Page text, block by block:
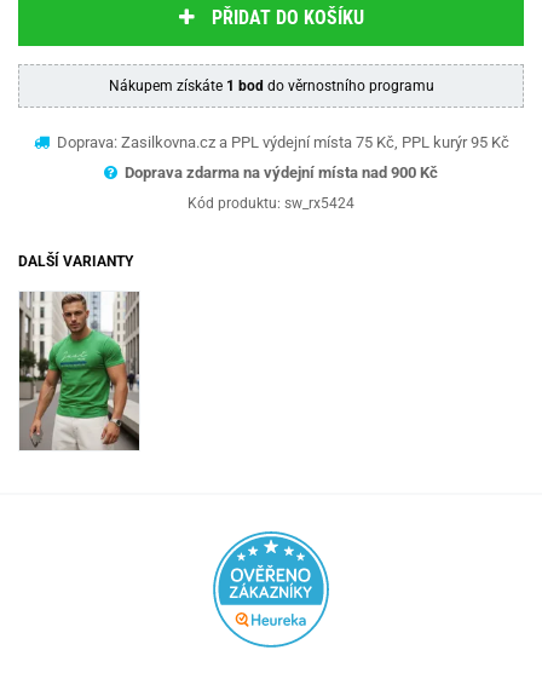
PŘIDAT DO KOŠÍKU
Nákupem získáte 1 bod do věrnostního programu
Doprava: Zasilkovna.cz a PPL výdejní místa 75 Kč, PPL kurýr 95 Kč
Doprava zdarma na výdejní místa nad 900 Kč
Kód produktu: sw_rx5424
DALŠÍ VARIANTY